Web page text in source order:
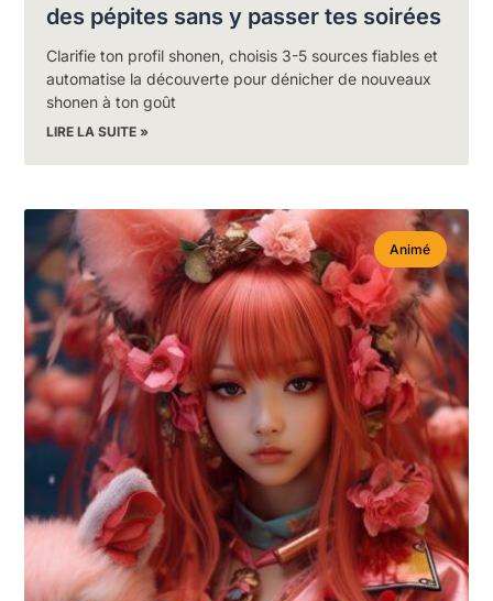
des pépites sans y passer tes soirées
Clarifie ton profil shonen, choisis 3-5 sources fiables et
automatise la découverte pour dénicher de nouveaux
shonen à ton goût
LIRE LA SUITE »
Animé